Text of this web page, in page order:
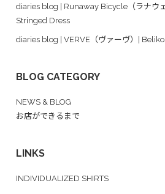
diaries blog | Runaway Bicycle（ラナウ
Stringed Dress
diaries blog | VERVE（ヴァーヴ）|
BLOG CATEGORY
NEWS & BLOG
お店ができるまで
LINKS
INDIVIDUALIZED SHIRTS